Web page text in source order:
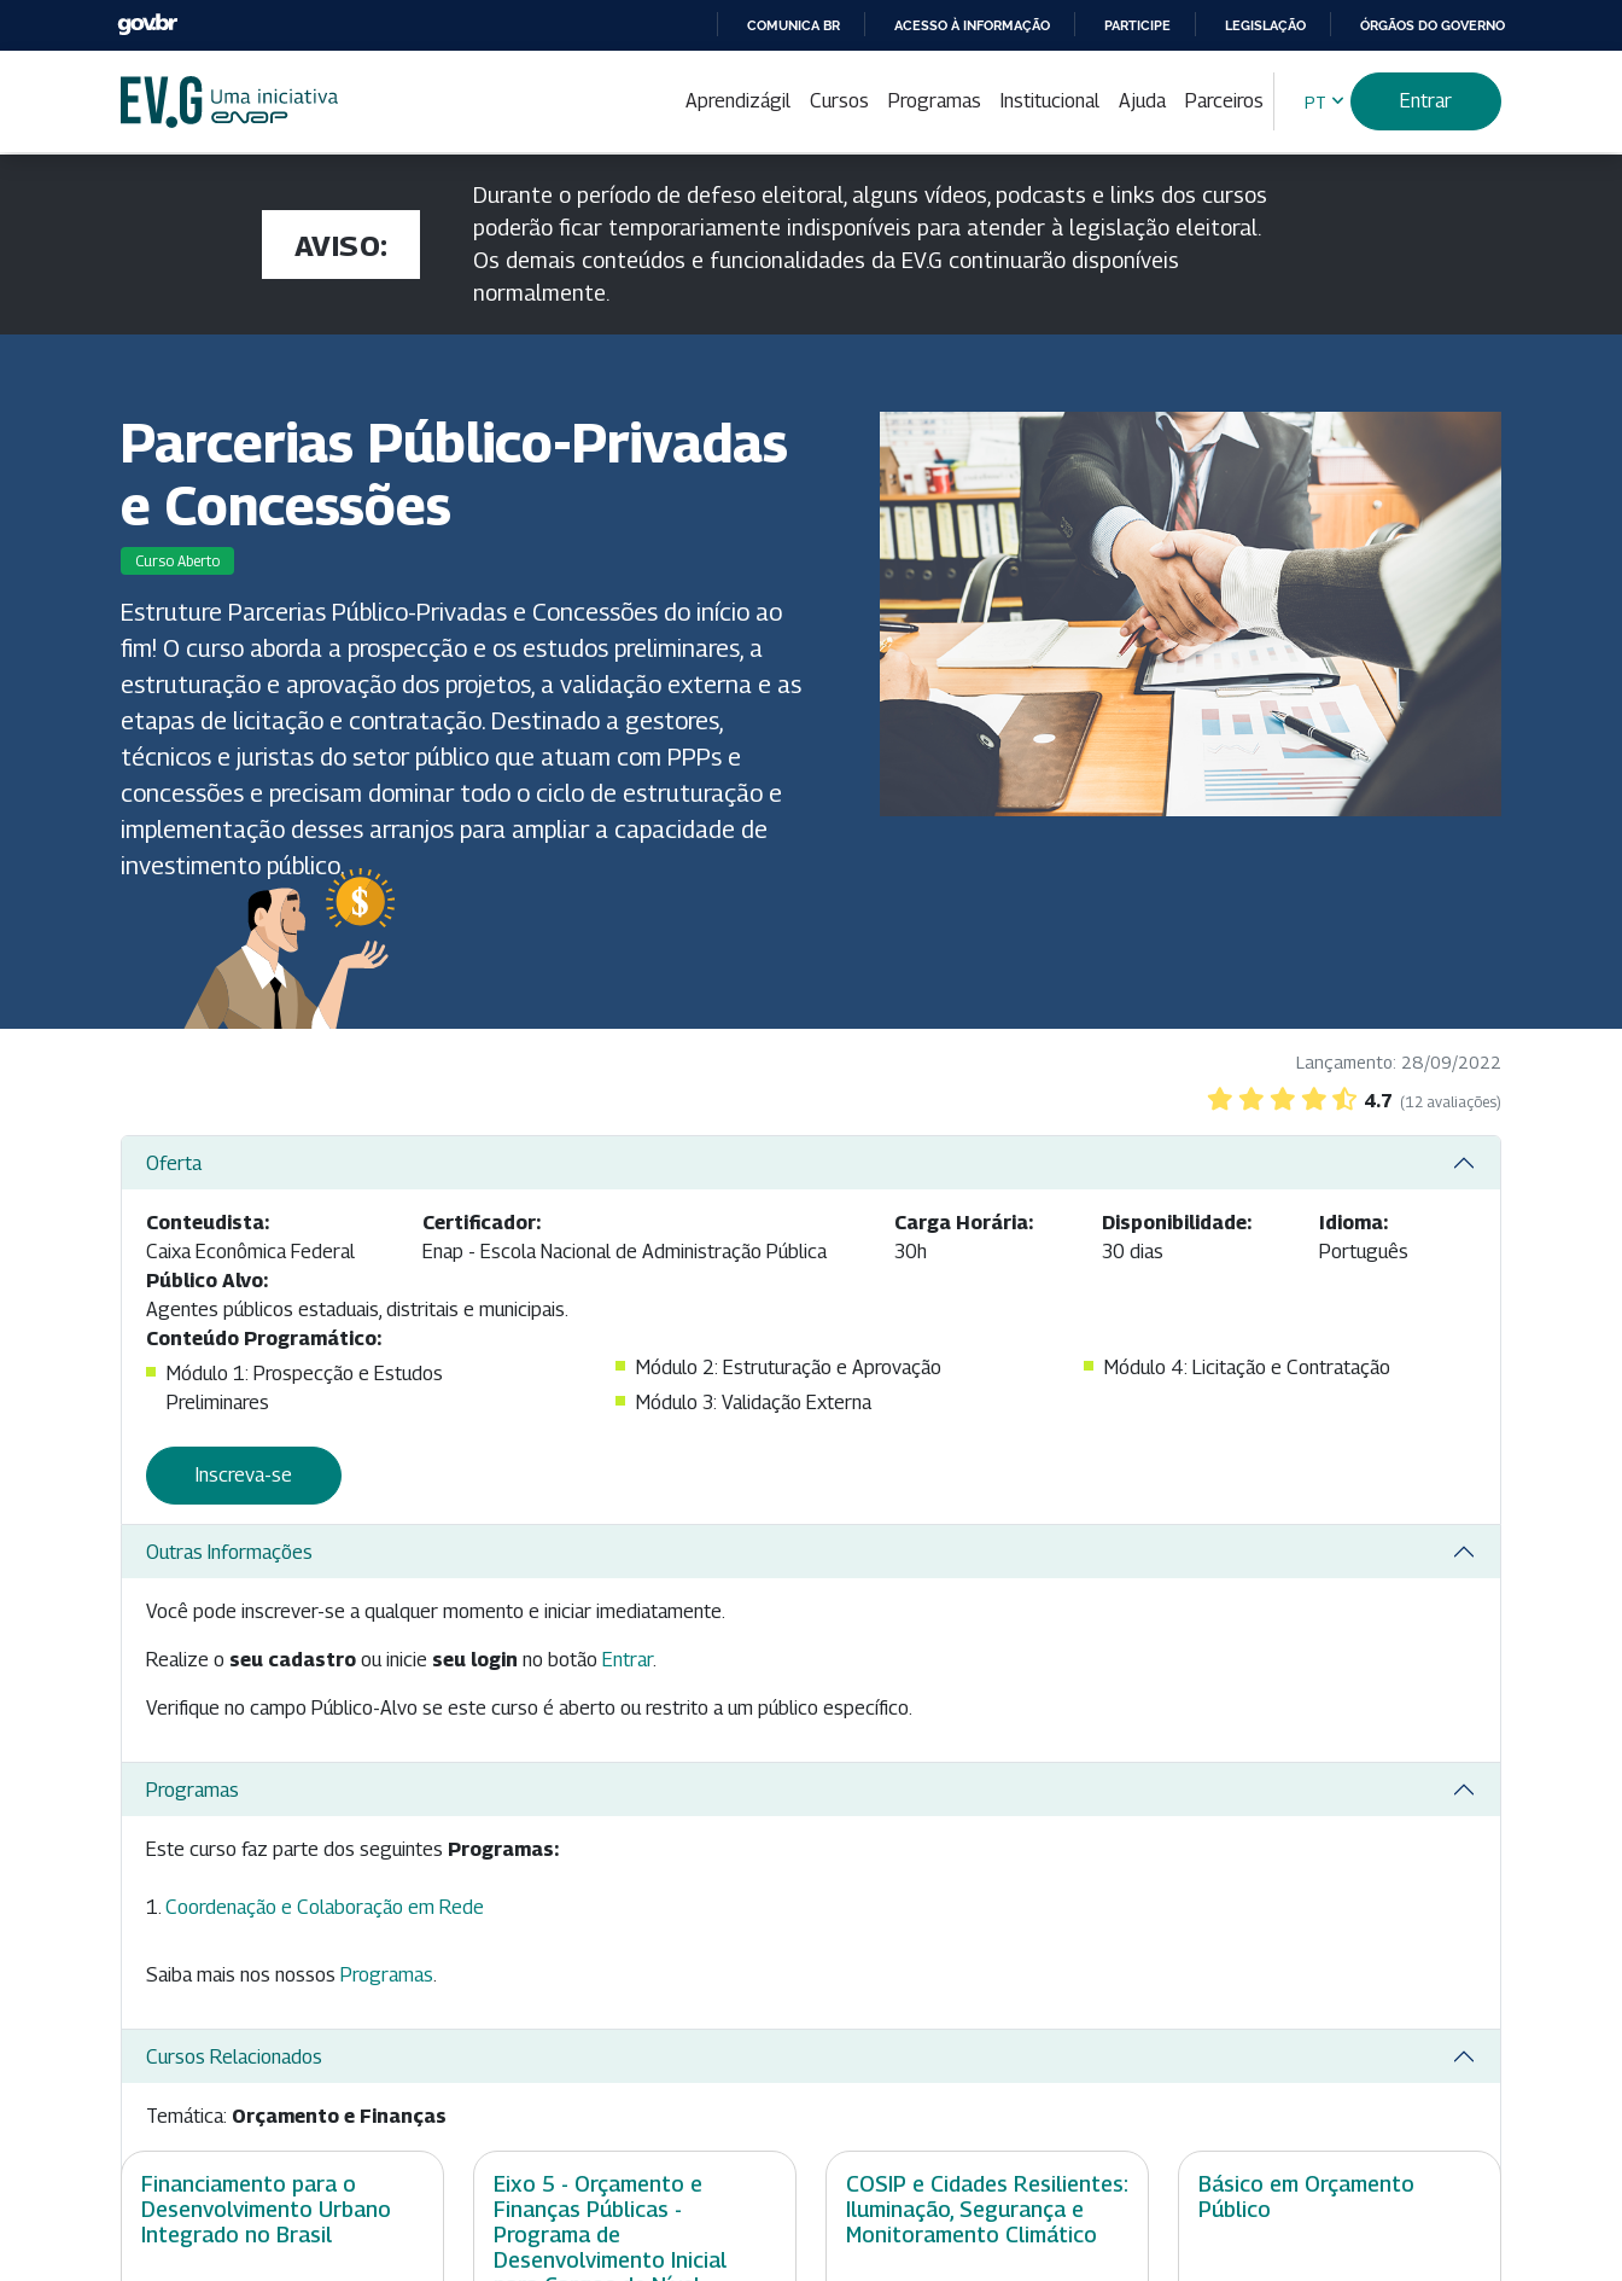
PARA
CONTEÚDO
COMUNICA BR ACESSO À INFORMAÇÃO PARTICIPE LEGISLAÇÃO ÓRGÃOS DO GOVERNO
Aprendizágil Cursos Programas Institucional Ajuda Parceiros PT Entrar
AVISO:
Durante o período de defeso eleitoral, alguns vídeos, podcasts e links dos cursos
poderão ficar temporariamente indisponíveis para atender à legislação eleitoral.
Os demais conteúdos e funcionalidades da EV.G continuarão disponíveis
normalmente.
Parcerias Público-Privadas
e Concessões
Curso Aberto
Estruture Parcerias Público-Privadas e Concessões do início ao
fim! O curso aborda a prospecção e os estudos preliminares, a
estruturação e aprovação dos projetos, a validação externa e as
etapas de licitação e contratação. Destinado a gestores,
técnicos e juristas do setor público que atuam com PPPs e
concessões e precisam dominar todo o ciclo de estruturação e
implementação desses arranjos para ampliar a capacidade de
investimento público.
Lançamento: 28/09/2022
4.7 (12 avaliações)
Oferta
Conteudista:
Caixa Econômica Federal
Certificador:
Enap - Escola Nacional de Administração Pública
Carga Horária:
30h
Disponibilidade:
30 dias
Idioma:
Português
Público Alvo:
Agentes públicos estaduais, distritais e municipais.
Conteúdo Programático:
Módulo 1: Prospecção e Estudos
Preliminares
Módulo 2: Estruturação e Aprovação
Módulo 3: Validação Externa
Módulo 4: Licitação e Contratação
Inscreva-se
Outras Informações
Você pode inscrever-se a qualquer momento e iniciar imediatamente.
Realize o seu cadastro ou inicie seu login no botão Entrar.
Verifique no campo Público-Alvo se este curso é aberto ou restrito a um público específico.
Programas
Este curso faz parte dos seguintes Programas:
Coordenação e Colaboração em Rede
Saiba mais nos nossos Programas.
Cursos Relacionados
Temática: Orçamento e Finanças
Financiamento para o
Desenvolvimento Urbano
Integrado no Brasil
Eixo 5 - Orçamento e
Finanças Públicas -
Programa de
Desenvolvimento Inicial
COSIP e Cidades Resilientes:
Iluminação, Segurança e
Monitoramento Climático
Básico em Orçamento
Público